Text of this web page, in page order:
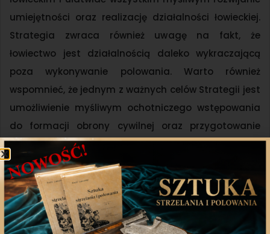
umiejętności oraz realizację działalności łowieckiej.
Strategia zwraca również uwagę na fakt, że
łowiectwo jest działalnością daleko wykraczającą
poza wykonywanie polowania. Warto również
wspomnieć, że jednym z ważnych celów Strategii jest
umożliwienie myśliwym ochotniczego wstępowania
do formacji obrony cywilnej oraz przygotowanie
myśliwych do wspierania lokalnych społeczności w
ramach działań ratowniczych, poszukiwawczych czy
monitoringu wszelkich zagrożeń – to jest odpowiedź
na szczególne poczucie odpowiedzialności
myśliwych za ochronę lokalnych społeczności.